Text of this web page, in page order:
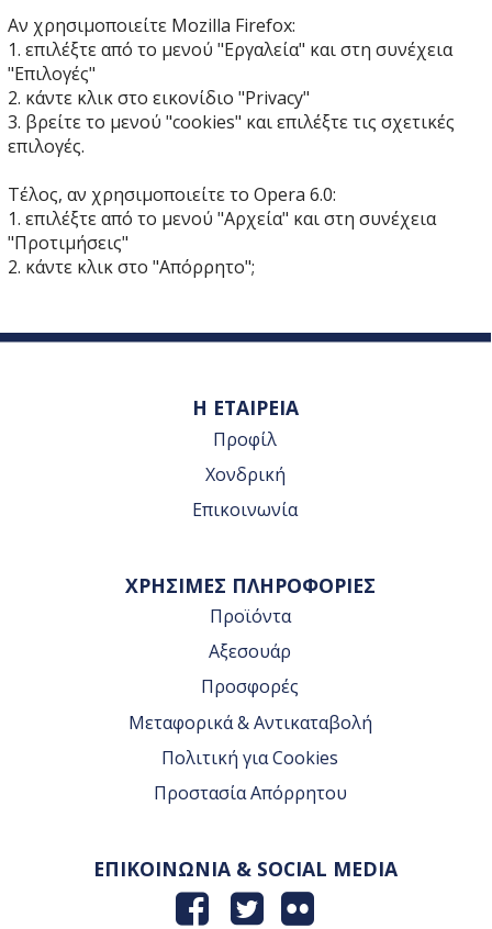
Αν χρησιμοποιείτε Mozilla Firefox:
1. επιλέξτε από το μενού "Εργαλεία" και στη συνέχεια
"Επιλογές"
2. κάντε κλικ στο εικονίδιο "Privacy"
3. βρείτε το μενού "cookies" και επιλέξτε τις σχετικές
επιλογές.
Τέλος, αν χρησιμοποιείτε το Opera 6.0:
1. επιλέξτε από το μενού "Αρχεία" και στη συνέχεια
"Προτιμήσεις"
2. κάντε κλικ στο "Απόρρητο";
Η ΕΤΑΙΡΕΙΑ
Προφίλ
Χονδρική
Επικοινωνία
ΧΡΗΣΙΜΕΣ ΠΛΗΡΟΦΟΡΙΕΣ
Προϊόντα
Αξεσουάρ
Προσφορές
Μεταφορικά & Αντικαταβολή
Πολιτική για Cookies
Προστασία Απόρρητου
ΕΠΙΚΟΙΝΩΝΙΑ & SOCIAL MEDIA